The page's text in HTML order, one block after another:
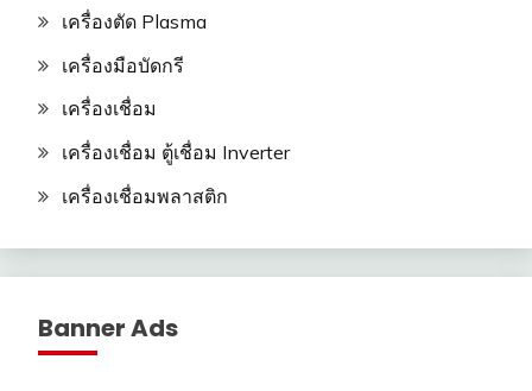
เครื่องตัด Plasma
เครื่องมือบัดกรี
เครื่องเชื่อม
เครื่องเชื่อม ตู้เชื่อม Inverter
เครื่องเชื่อมพลาสติก
Banner Ads